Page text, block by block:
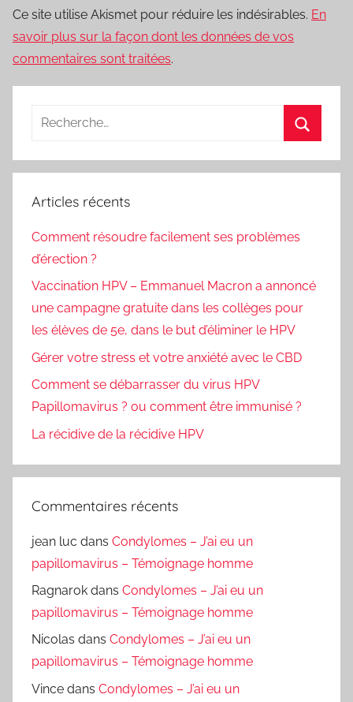
Ce site utilise Akismet pour réduire les indésirables. En
savoir plus sur la façon dont les données de vos
commentaires sont traitées.
Recherche
:
Articles récents
Comment résoudre facilement ses problèmes
d’érection ?
Vaccination HPV – Emmanuel Macron a annoncé
une campagne gratuite dans les collèges pour
les élèves de 5e, dans le but d’éliminer le HPV
Gérer votre stress et votre anxiété avec le CBD
Comment se débarrasser du virus HPV
Papillomavirus ? ou comment être immunisé ?
La récidive de la récidive HPV
Commentaires récents
jean luc dans Condylomes – J’ai eu un
papillomavirus – Témoignage homme
Ragnarok dans Condylomes – J’ai eu un
papillomavirus – Témoignage homme
Nicolas dans Condylomes – J’ai eu un
papillomavirus – Témoignage homme
Vince dans Condylomes – J’ai eu un